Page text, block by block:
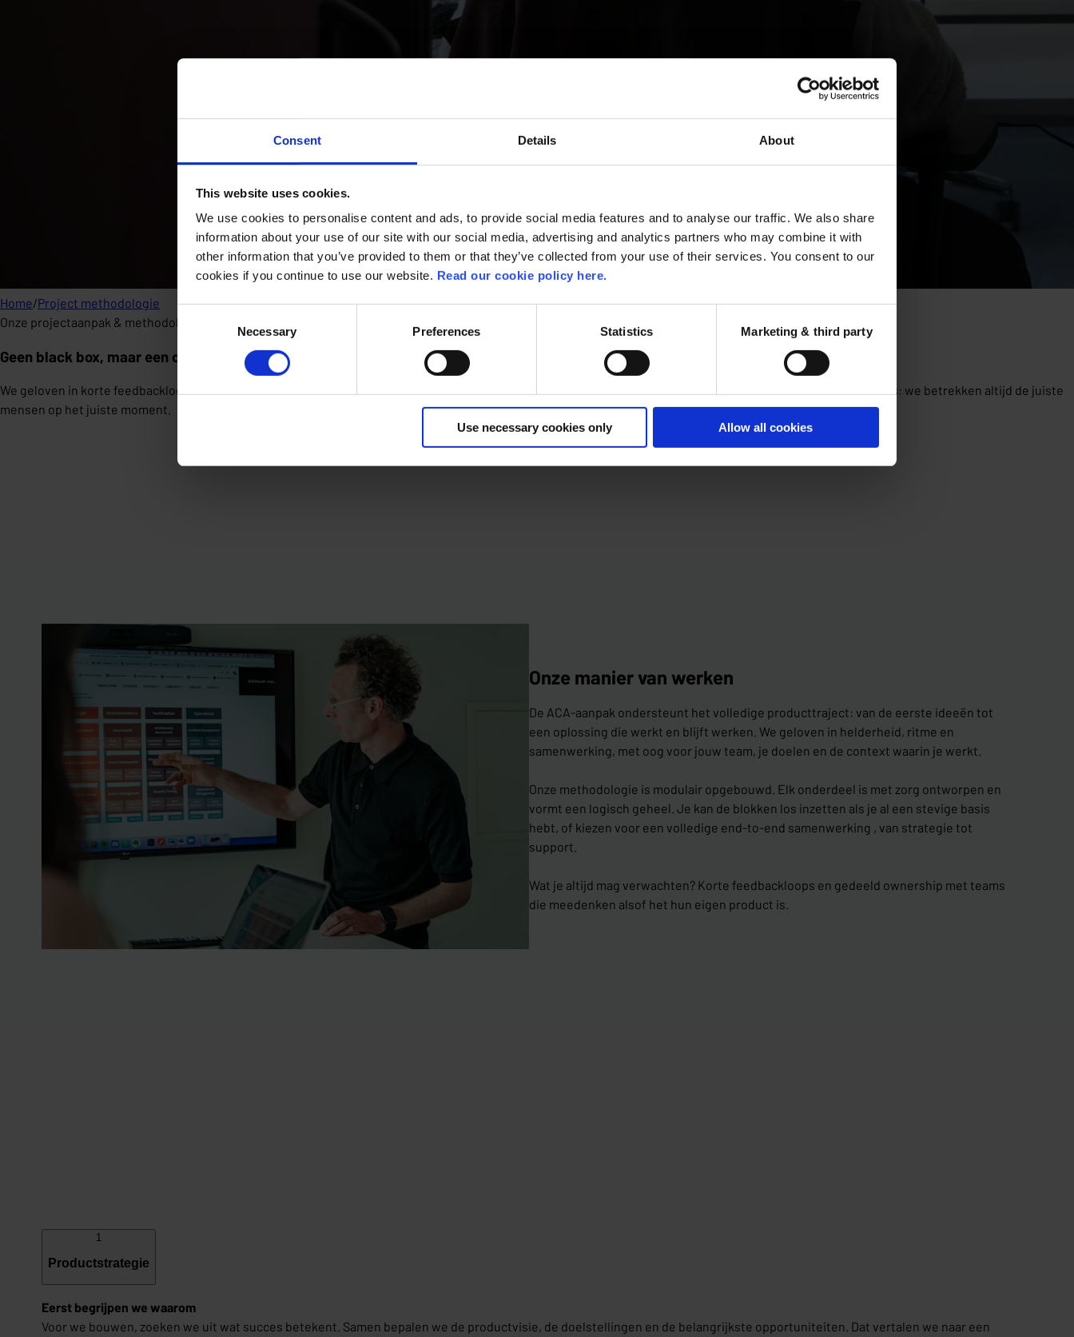
Consent Details About
This website uses cookies.
We use cookies to personalise content and ads, to provide social media features and to analyse our traffic. We also share
information about your use of our site with our social media, advertising and analytics partners who may combine it with
other information that you’ve provided to them or that they’ve collected from your use of their services. You consent to our
cookies if you continue to use our website. Read our cookie policy here.
Selection
Necessary Preferences Statistics Marketing & third party
Use necessary cookies only Allow all cookies
Home/Project methodologie
Onze projectaanpak & methodologie
Geen black box, maar een open werkwijze.
We geloven in korte feedbackloops, gedeeld ownership en transparante communicatie. Van product owners tot developers, van UX-experts tot technische leads: we betrekken altijd de juiste
mensen op het juiste moment.
Onze manier van werken
De ACA-aanpak ondersteunt het volledige producttraject: van de eerste ideeën tot
een oplossing die werkt en blijft werken. We geloven in helderheid, ritme en
samenwerking, met oog voor jouw team, je doelen en de context waarin je werkt.
Onze methodologie is modulair opgebouwd. Elk onderdeel is met zorg ontworpen en
vormt een logisch geheel. Je kan de blokken los inzetten als je al een stevige basis
hebt, of kiezen voor een volledige end-to-end samenwerking , van strategie tot
support.
Wat je altijd mag verwachten? Korte feedbackloops en gedeeld ownership met teams
die meedenken alsof het hun eigen product is.
1
Productstrategie
Eerst begrijpen we waarom
Voor we bouwen, zoeken we uit wat succes betekent. Samen bepalen we de productvisie, de doelstellingen en de belangrijkste opportuniteiten. Dat vertalen we naar een